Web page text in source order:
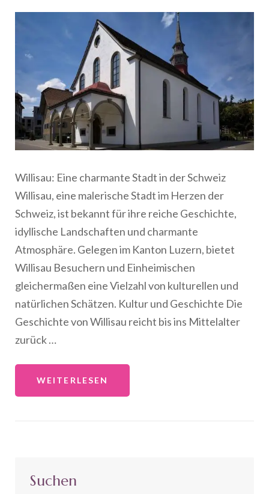
Willisau: Eine charmante Stadt in der Schweiz
Willisau, eine malerische Stadt im Herzen der
Schweiz, ist bekannt für ihre reiche Geschichte,
idyllische Landschaften und charmante
Atmosphäre. Gelegen im Kanton Luzern, bietet
Willisau Besuchern und Einheimischen
gleichermaßen eine Vielzahl von kulturellen und
natürlichen Schätzen. Kultur und Geschichte Die
Geschichte von Willisau reicht bis ins Mittelalter
zurück …
WEITERLESEN
Suchen